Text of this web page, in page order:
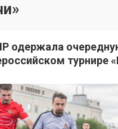
одержала
турнире